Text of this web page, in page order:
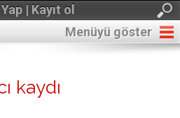
| Kayıt ol
Menüyü göster
kaydı